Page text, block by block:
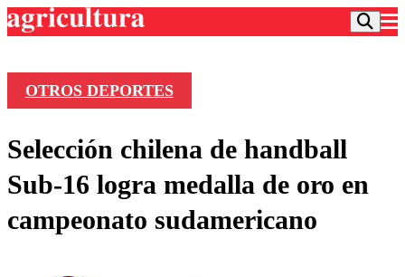
Frecuencias
Agricultura TV
Deportes
Colo Colo
Entretención
OTROS DEPORTES
Selección chilena de handball
Sub-16 logra medalla de oro en
campeonato sudamericano